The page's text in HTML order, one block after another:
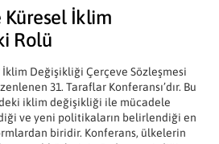
Küresel İklim
Rolü
Değişikliği Çerçeve Sözleşmesi
31. Taraflar Konferansı’dır. Bu
iklim değişikliği ile mücadele
ve yeni politikaların belirlendiği en
biridir. Konferans, ülkelerin